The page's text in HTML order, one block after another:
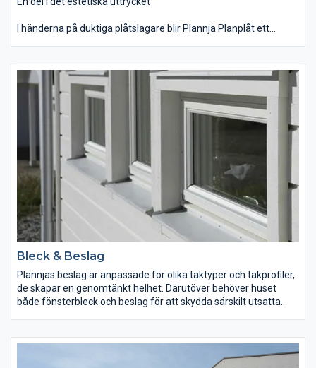
I händerna på duktiga plåtslagare blir Plannja Planplåt ett
främsta rummet. Band- och skivtäckta tak och fasader är inte
längre bara en traditionell företeelse.
Plannjas planplåt har låg materialvikt per kvadratmeter, rik
kulörskala och finns i bandbredderna 470, 570 och 670 mm.
Detta innebär att i stort sett vilken byggnad som helst kan
skräddarsys med nya kreativa uttryck.
Bleck & Beslag
Plannjas beslag är anpassade för olika taktyper och takprofiler,
de skapar en genomtänkt helhet. Därutöver behöver huset
både fönsterbleck och beslag för att skydda särskilt utsatta